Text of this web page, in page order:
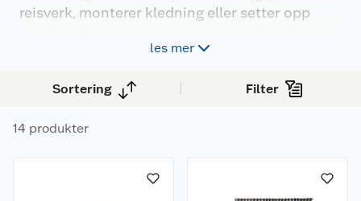
reisverk, monterer kledning eller setter opp
dimensjoner og utførelser som passer
spikerpistolen og bruksområdet ditt.
les mer
Sortering Filter
14 produkter